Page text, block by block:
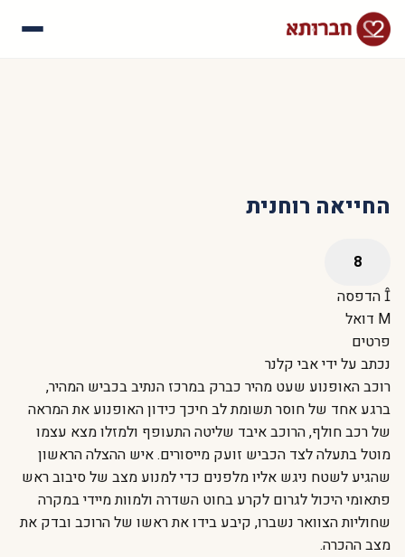
החייאה רוחנית
הדפסה
דואל
פרטים
נכתב על ידיאבי קלנר
רוכב האופנוע שעט מהיר כברק במרכז הנתיב בכביש המהיר,
ברגע אחד של חוסר תשומת לב חיכך כידון האופנוע את המראה
של רכב חולף, הרוכב איבד שליטה התעופף ולמזלו מצא עצמו
מוטל בתעלה לצד הכביש זועק מייסורים. איש ההצלה הראשון
שהגיע לשטח ניגש אליו מלפנים כדי למנוע מצב של סיבוב ראש
פתאומי היכול לגרום לקרע בחוט השדרה ולמוות מיידי במקרה
שחוליות הצוואר נשברו, קיבע בידו את ראשו של הרוכב ובדק את
מצב ההכרה.